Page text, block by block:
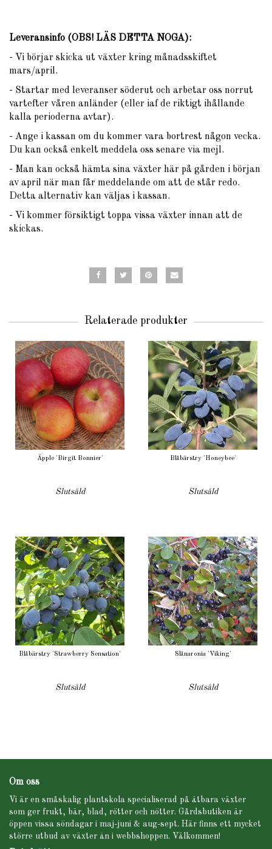
Leveransinfo (OBS! LÄS DETTA NOGA):
- Vi börjar skicka ut växter kring månadsskiftet
mars/april.
- Startar med leveranser söderut och arbetar oss norrut
vartefter våren anländer (eller iaf de riktigt ihållande
kalla perioderna avtar).
- Ange i kassan om du kommer vara bortrest någon vecka.
Du kan också enkelt meddela oss senare via mejl.
- Man kan också hämta sina växter här på gården i början
av april när man får meddelande om att de står redo.
Detta alternativ kan väljas i kassan.
- Vi kommer försiktigt toppa vissa växter innan att de
skickas.
Relaterade produkter
Äpple 'Birgit Bonnier'
Slutsåld
Blåbärstry 'Honeybee'
Slutsåld
Blåbärstry 'Strawberry Sensation'
Slutsåld
Slånaronia 'Viking'
Slutsåld
Om oss
Vi är en småskalig plantskola specialiserad på ätbara växter
som ger frukt, bär, blad, rötter och nötter. Gårdsbutiken är
öppen vissa söndagar i maj-juni & aug-sept. Här finns ett mycket
större utbud av växter än i webbshoppen. Välkommen!